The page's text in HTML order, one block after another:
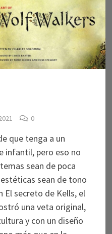
0
que tenga a un
infantil, pero eso no
sean de poca
sean de tono
El secreto de Kells, el
una veta original,
y con un diseño